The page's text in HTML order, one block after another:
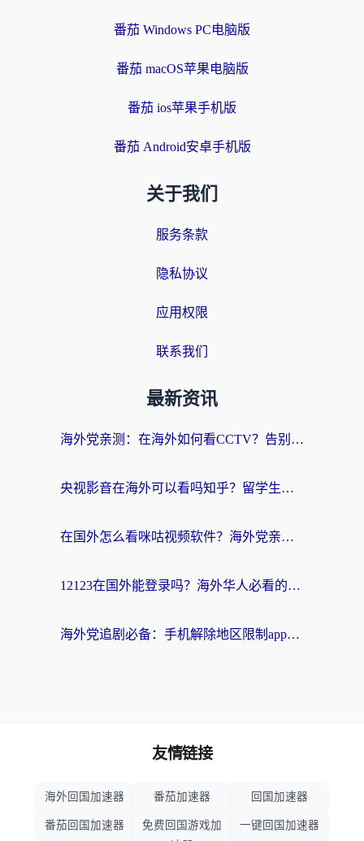
番茄 Windows PC电脑版
番茄 macOS苹果电脑版
番茄 ios苹果手机版
番茄 Android安卓手机版
关于我们
服务条款
隐私协议
应用权限
联系我们
最新资讯
海外党亲测：在海外如何看CCTV？告别“仅限大陆播放”的实用指南
央视影音在海外可以看吗知乎？留学生亲测：3步解决地域限制+追剧自由
在国外怎么看咪咕视频软件？海外党亲测有效的回国加速方案
12123在国外能登录吗？海外华人必看的回国加速实用指南
海外党追剧必备：手机解除地区限制app怎么选？解决央视视频&国内剧地区限制全指南
友情链接
海外回国加速器 番茄加速器 回国加速器
番茄回国加速器
免费回国游戏加
一键回国加速器